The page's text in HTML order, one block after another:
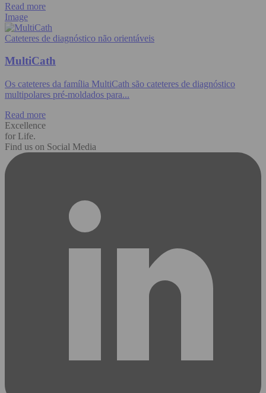
Read more
Image
Cateteres de diagnóstico não orientáveis
MultiCath
Os cateteres da família MultiCath são cateteres de diagnóstico
multipolares pré-moldados para...
Read more
Excellence
for Life.
Find us on Social Media